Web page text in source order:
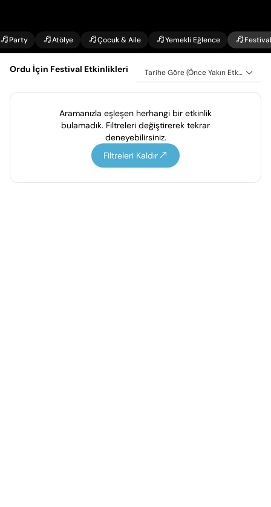
Party Atölye Çocuk & Aile Yemekli Eğlence Festival
Ordu İçin Festival Etkinlikleri Tarihe Göre (Önce Yakın Etkinlikler)
Aramanızla eşleşen herhangi bir etkinlik
bulamadık. Filtreleri değiştirerek tekrar
deneyebilirsiniz.
Filtreleri Kaldır